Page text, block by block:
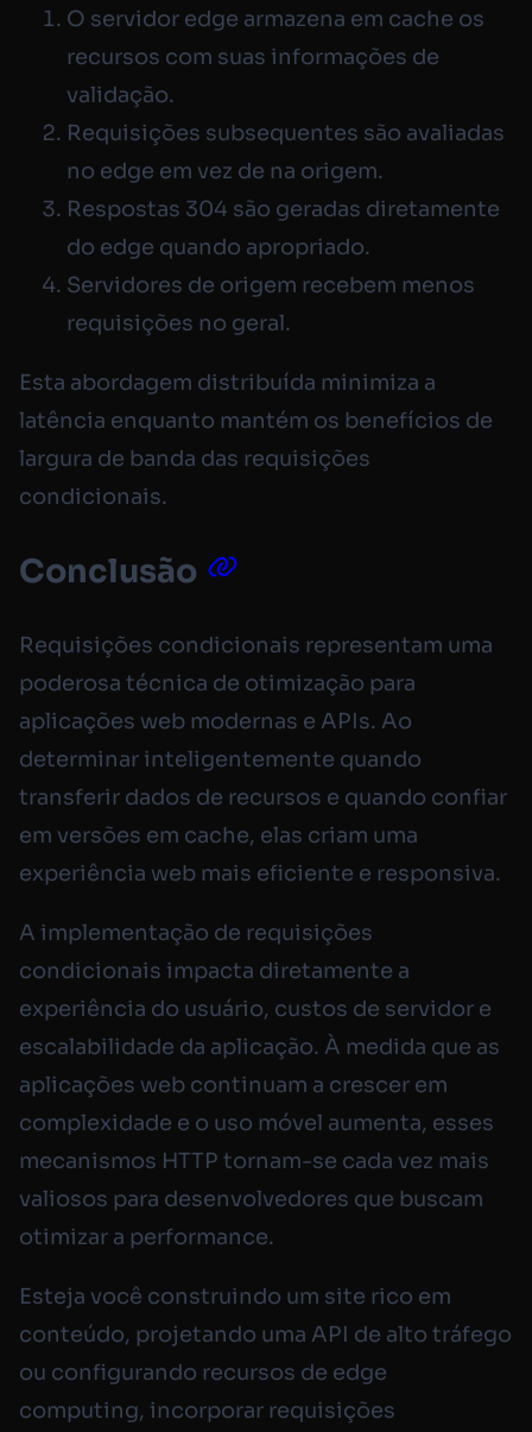
O servidor edge armazena em cache os
recursos com suas informações de
validação.
Requisições subsequentes são avaliadas
no edge em vez de na origem.
Respostas 304 são geradas diretamente
do edge quando apropriado.
Servidores de origem recebem menos
requisições no geral.
Esta abordagem distribuída minimiza a
latência enquanto mantém os benefícios de
largura de banda das requisições
condicionais.
Conclusão
Requisições condicionais representam uma
poderosa técnica de otimização para
aplicações web modernas e APIs. Ao
determinar inteligentemente quando
transferir dados de recursos e quando confiar
em versões em cache, elas criam uma
experiência web mais eficiente e responsiva.
A implementação de requisições
condicionais impacta diretamente a
experiência do usuário, custos de servidor e
escalabilidade da aplicação. À medida que as
aplicações web continuam a crescer em
complexidade e o uso móvel aumenta, esses
mecanismos HTTP tornam-se cada vez mais
valiosos para desenvolvedores que buscam
otimizar a performance.
Esteja você construindo um site rico em
conteúdo, projetando uma API de alto tráfego
ou configurando recursos de edge
computing, incorporar requisições